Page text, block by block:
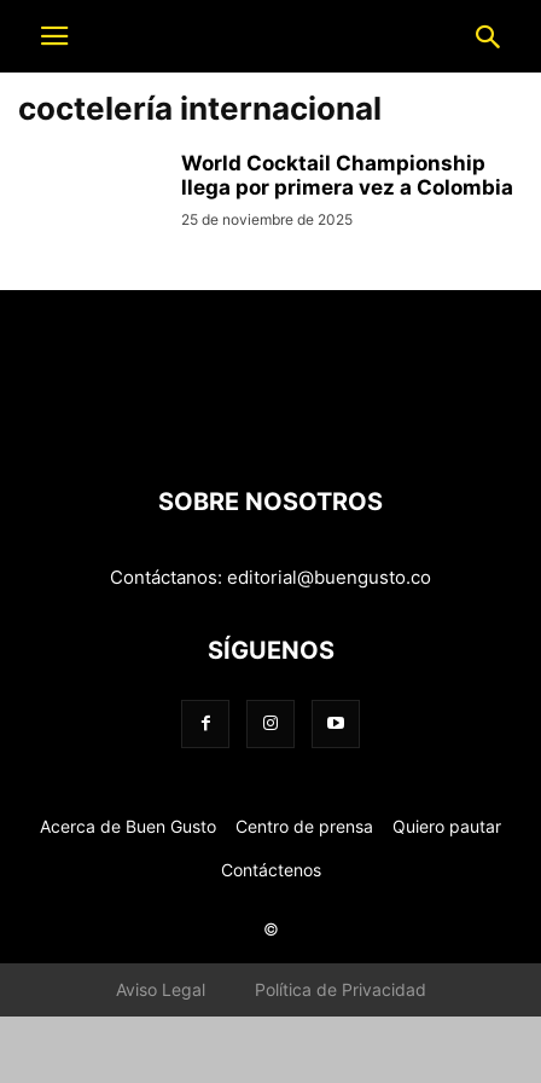
coctelería internacional
World Cocktail Championship
llega por primera vez a Colombia
25 de noviembre de 2025
SOBRE NOSOTROS
Contáctanos: editorial@buengusto.co
SÍGUENOS
Acerca de Buen Gusto Centro de prensa Quiero pautar
Contáctenos
©
Aviso Legal Política de Privacidad